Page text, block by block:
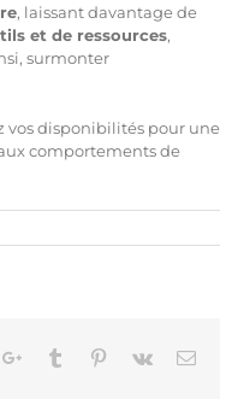
, laissant davantage de
et de ressources,
surmonter
vos disponibilités pour une
comportements de
Google+Tumblr Pinterest
Vk Email